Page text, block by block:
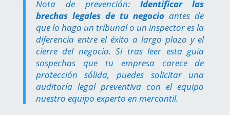
Nota de prevención: Identificar las
brechas legales de tu negocio antes de
que lo haga un tribunal o un inspector es la
diferencia entre el éxito a largo plazo y el
cierre del negocio. Si tras leer esta guía
sospechas que tu empresa carece de
protección sólida, puedes solicitar una
auditoría legal preventiva con el equipo
nuestro equipo experto en mercantil.